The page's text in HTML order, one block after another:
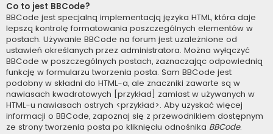
Co to jest BBCode?
BBCode jest specjalną implementacją języka HTML, która daje
lepszą kontrolę formatowania poszczególnych elementów w
postach. Używanie BBCode na forum jest uzależnione od
ustawień określanych przez administratora. Można wyłączyć
BBCode w poszczególnych postach, zaznaczając odpowiednią
funkcję w formularzu tworzenia posta. Sam BBCode jest
podobny w składni do HTML-a, ale znaczniki zawarte są w
nawiasach kwadratowych [przykład] zamiast w używanych w
HTML-u nawiasach ostrych <przykład>. Aby uzyskać więcej
informacji o BBCode, zapoznaj się z przewodnikiem dostępnym
ze strony tworzenia posta po kliknięciu odnośnika BBCode.